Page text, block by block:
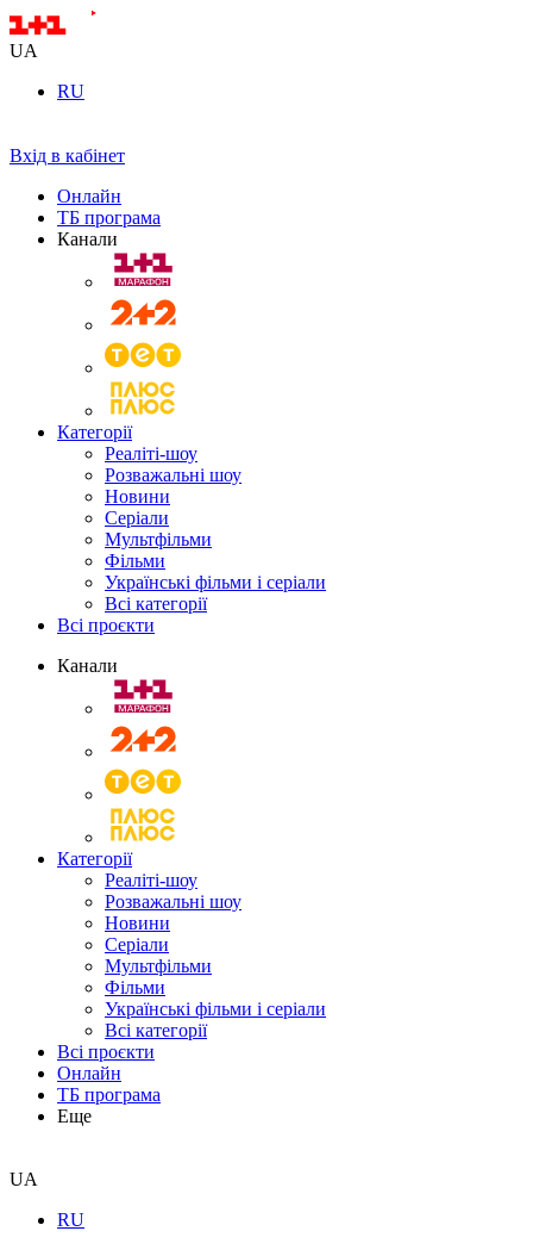
UA
RU
Вхід в кабінет
Онлайн
ТБ програма
Канали
Категорії
Реаліті-шоу
Розважальні шоу
Новини
Серіали
Мультфільми
Фільми
Українські фільми і серіали
Всі категорії
Всі проєкти
Канали
Категорії
Реаліті-шоу
Розважальні шоу
Новини
Серіали
Мультфільми
Фільми
Українські фільми і серіали
Всі категорії
Всі проєкти
Онлайн
ТБ програма
Еще
UA
RU